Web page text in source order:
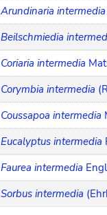
Arundinaria intermedia
Beilschmiedia
Coriaria intermedia
Corymbia intermedia
Coussapoa intermedia
Eucalyptus intermedia
Faurea intermedia
Sorbus intermedia